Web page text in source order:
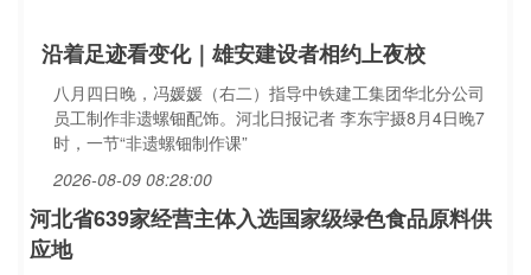
沿着足迹看变化｜雄安建设者相约上夜校
八月四日晚，冯媛媛（右二）指导中铁建工集团华北分公司
员工制作非遗螺钿配饰。河北日报记者 李东宇摄8月4日晚7
时，一节“非遗螺钿制作课”
2026-08-09 08:28:00
河北省639家经营主体入选国家级绿色食品原料供
应地